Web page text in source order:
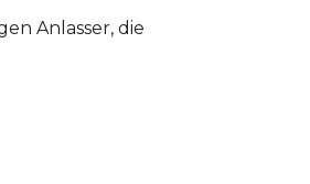
Anlasser, die